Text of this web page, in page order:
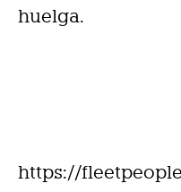
huelga.
https://